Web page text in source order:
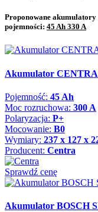
Proponowane akumulatory
pojemności: 45 Ah 330 A
Akumulator CENTRA
Pojemność: 45 Ah
Moc rozruchowa: 300 A
Polaryzacja: P+
Mocowanie: B0
Wymiary: 237 x 127 x
Producent: Centra
Sprawdź cenę
Akumulator BOSCH